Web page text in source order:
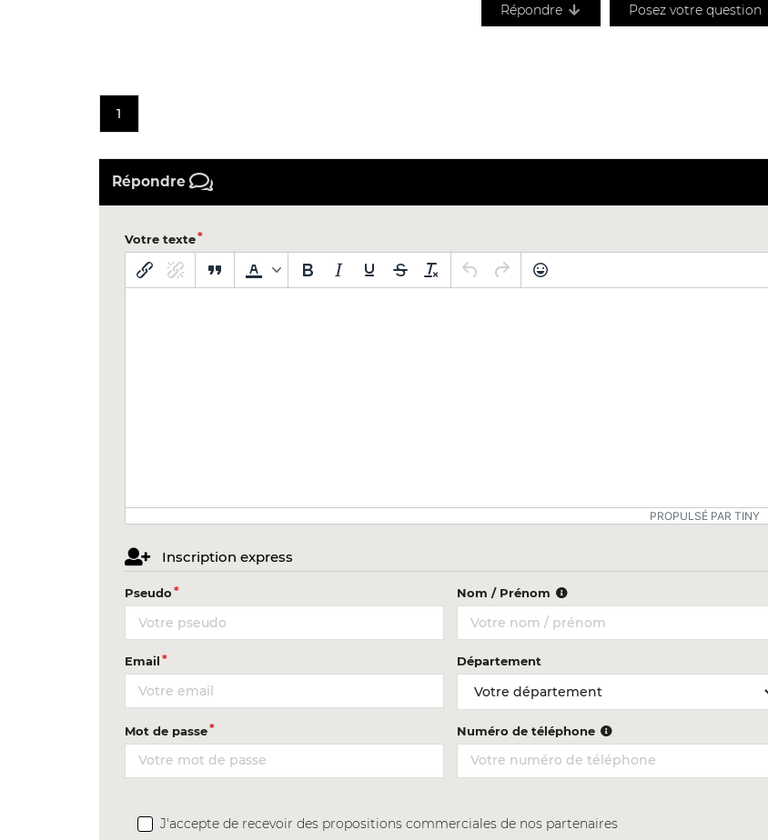
Répondre Posez votre question
1
Répondre
Votre texte
PROPULSÉ PAR TINY
Inscription express
Pseudo Nom / Prénom
Email Département
Mot de passe Numéro de téléphone
J'accepte de recevoir des propositions commerciales de nos partenaires